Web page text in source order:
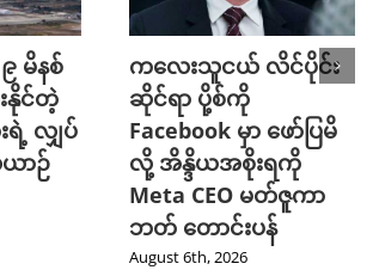
မိနစ်
နိုင်တဲ့
ရဲ့ လျှပ်
ာဉ်
ကလေးသူငယ် လိင်ပိုင်း
ဆိုင်ရာ ပို့စ်ကို
Facebook မှာ ဖော်ပြမိ
လို့ အိန္ဒိယအစိုးရကို
Meta CEO မတ်ဇူကာ
ဘတ် တောင်းပန်
August 6th, 2026